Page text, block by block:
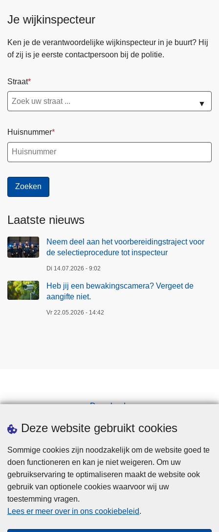
Deze website gebruikt cookies
Sommige cookies zijn noodzakelijk om de website goed te
doen functioneren en kan je niet weigeren. Om uw
gebruikservaring te optimaliseren maakt de website ook
gebruik van optionele cookies waarvoor wij uw
toestemming vragen.
Lees er meer over in ons cookiebeleid.
Je wijkinspecteur
Ken je de verantwoordelijke wijkinspecteur in je buurt? Hij
of zij is je eerste contactpersoon bij de politie.
Straat
▼
Huisnummer
Laatste nieuws
Neem deel aan het voorbereidingstraject voor
de selectieprocedure tot inspecteur
Di 14.07.2026 - 9:02
Heb jij een bewakingscamera? Vergeet de
aangifte niet.
Vr 22.05.2026 - 14:42
Downloads
Privacy